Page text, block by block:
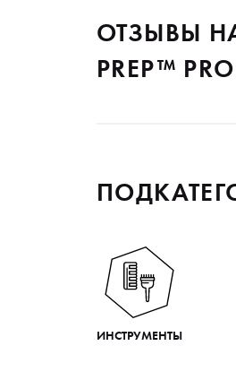
ОТЗЫВЫ
PREP™
ИНСТРУМЕНТЫ